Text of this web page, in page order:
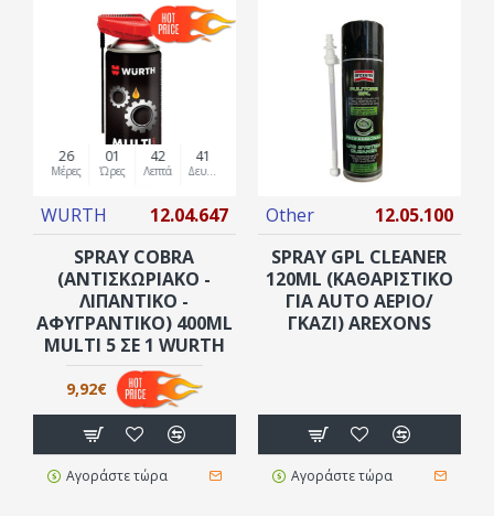
26
Μέρες
01
Ώρες
42
Λεπτά
41
Δευτερόλεπτα
WURTH
12.04.647
SPRAY COBRA
(ΑΝΤΙΣΚΩΡΙΑΚΌ -
ΛΙΠΑΝΤΙΚΌ -
ΑΦΥΓΡΑΝΤΙΚΌ) 400ML
MULTI 5 ΣΕ 1 WURTH
9,92€
Αγοράστε τώρα
Other
12.05.100
SPRAY GPL CLEANER
120ML (ΚΑΘΑΡΙΣΤΙΚΌ
ΓΙΑ AUTO ΑΈΡΙΟ/
ΓΚΆΖΙ) AREXONS
Αγοράστε τώρα